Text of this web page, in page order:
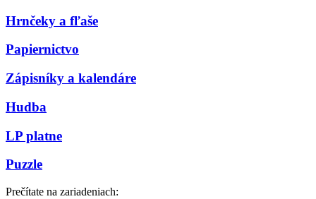
Hrnčeky a fľaše
Papiernictvo
Zápisníky a kalendáre
Hudba
LP platne
Puzzle
Prečítate na zariadeniach: